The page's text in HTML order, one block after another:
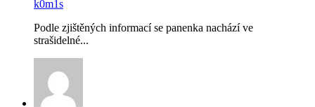
k0m1s
Podle zjištěných informací se panenka nachází ve
strašidelné...